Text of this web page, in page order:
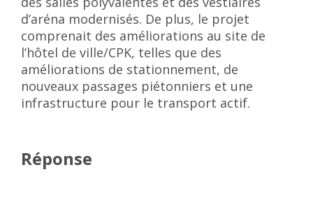
d’aréna modernisés. De plus, le projet
comprenait des améliorations au site de
l’hôtel de ville/CPK, telles que des
améliorations de stationnement, de
nouveaux passages piétonniers et une
infrastructure pour le transport actif.
Réponse